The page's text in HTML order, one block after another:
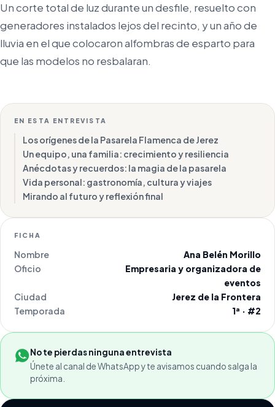
Un corte total de luz durante un desfile, resuelto con
generadores instalados lejos del recinto, y un año de
lluvia en el que colocaron alfombras de esparto para
que las modelos no resbalaran.
EN ESTA ENTREVISTA
Los orígenes de la Pasarela Flamenca de Jerez
Un equipo, una familia: crecimiento y resiliencia
Anécdotas y recuerdos: la magia de la pasarela
Vida personal: gastronomía, cultura y viajes
Mirando al futuro y reflexión final
FICHA
Nombre
Ana Belén Morillo
Oficio
Empresaria y organizadora de
eventos
Ciudad
Jerez de la Frontera
Temporada
1ª · #2
No te pierdas ninguna entrevista
Únete al canal de WhatsApp y te avisamos cuando salga la
próxima.